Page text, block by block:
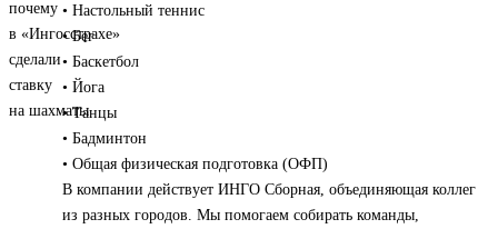
• Настольный теннис
• Бег
• Баскетбол
• Йога
• Танцы
• Бадминтон
• Общая физическая подготовка (ОФП)
В компании действует ИНГО Сборная, объединяющая коллег
из разных городов. Мы помогаем собирать команды,